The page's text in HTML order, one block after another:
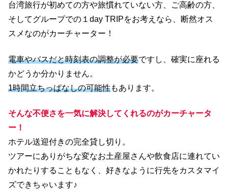
台湾旅行が初めての方や旅慣れていない方、ご高齢の方、
そしてグループでの１day TRIPをお考えなら、断然オス
スメなのがカーチャーター！
電車やバスだと時刻表の調整が必要ですし、確実に座れる
かどうか分かりません。
1時間立ちっぱなしの可能性もあります。
そんな不便さを一気に解決してくれるのがカーチャータ
ー！
ホテル送迎付きの完全貸し切り。
ツアーにありがちな変なお土産屋さんや飲食店に連れてい
かれたりすることもなく、好きなように行先をカスタマイ
ズできちゃいます♪